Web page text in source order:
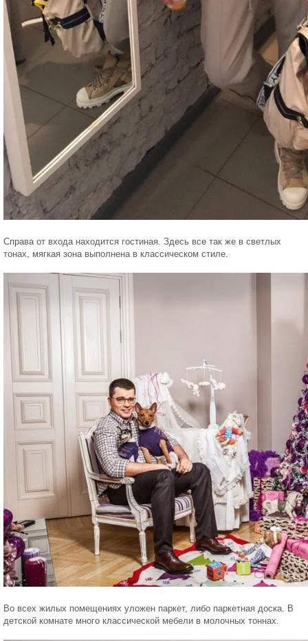
Справа от входа находится гостиная. Здесь все так же в светлых
тонах, мягкая зона выполнена в классическом стиле.
Во всех жилых помещениях уложен паркет, либо паркетная доска. В
детской комнате много классической мебели в молочных тоннах.